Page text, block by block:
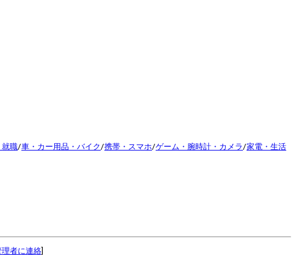
就職/車・カー用品・バイク/携帯・スマホ/ゲーム・腕時計・カメラ/家電・生活
者に連絡]